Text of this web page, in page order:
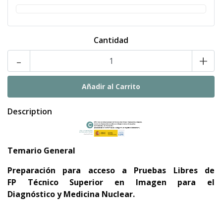
Cantidad
- +
Description
Temario General
Preparación para acceso a Pruebas Libres de
FP Técnico Superior en Imagen para el
Diagnóstico y Medicina Nuclear.